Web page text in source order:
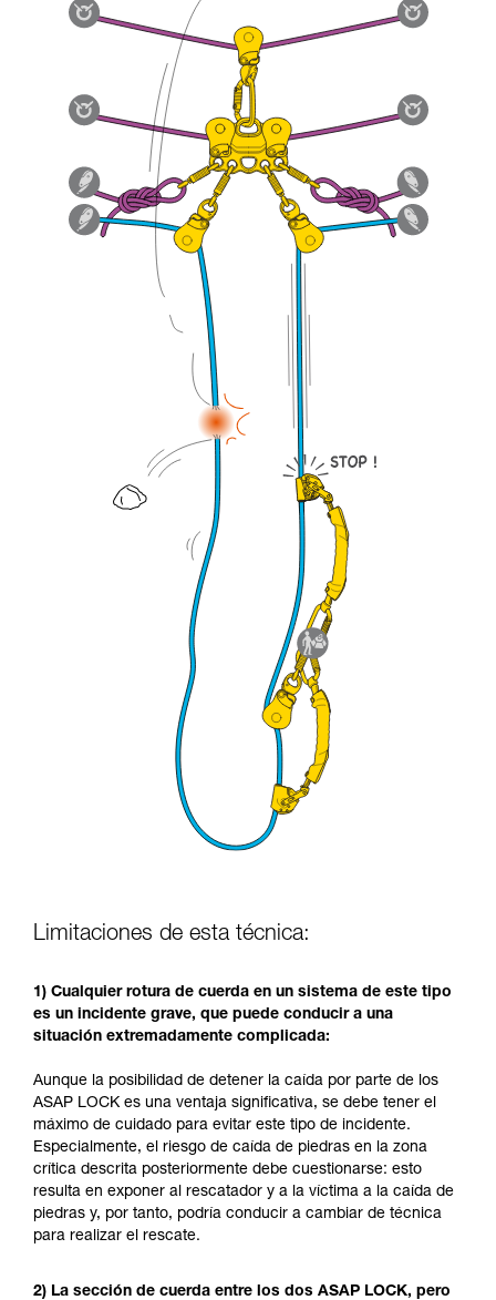
Limitaciones de esta técnica:
1) Cualquier rotura de cuerda en un sistema de este tipo
es un incidente grave, que puede conducir a una
situación extremadamente complicada:
Aunque la posibilidad de detener la caída por parte de los
ASAP LOCK es una ventaja significativa, se debe tener el
máximo de cuidado para evitar este tipo de incidente.
Especialmente, el riesgo de caída de piedras en la zona
crítica descrita posteriormente debe cuestionarse: esto
resulta en exponer al rescatador y a la víctima a la caída de
piedras y, por tanto, podría conducir a cambiar de técnica
para realizar el rescate.
2) La sección de cuerda entre los dos ASAP LOCK, pero